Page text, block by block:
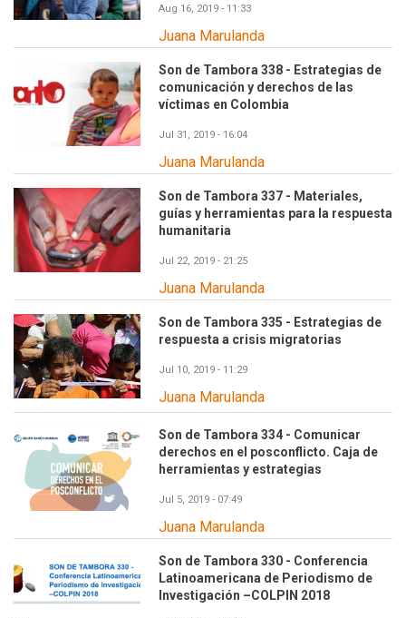
Aug 16, 2019 - 11:33
Juana Marulanda
Son de Tambora 338 - Estrategias de
comunicación y derechos de las
víctimas en Colombia
Jul 31, 2019 - 16:04
Juana Marulanda
Son de Tambora 337 - Materiales,
guías y herramientas para la respuesta
humanitaria
Jul 22, 2019 - 21:25
Juana Marulanda
Son de Tambora 335 - Estrategias de
respuesta a crisis migratorias
Jul 10, 2019 - 11:29
Juana Marulanda
Son de Tambora 334 - Comunicar
derechos en el posconflicto. Caja de
herramientas y estrategias
Jul 5, 2019 - 07:49
Juana Marulanda
Son de Tambora 330 - Conferencia
Latinoamericana de Periodismo de
Investigación –COLPIN 2018